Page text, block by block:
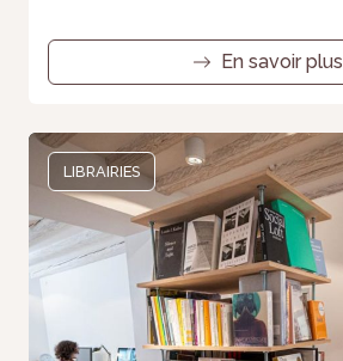
En savoir plus
LIBRAIRIES